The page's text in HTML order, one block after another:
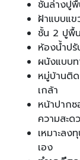
ชั้นล่างปูพื้
ฝ้าแบบแข
ชั้น 2 ปูพื้
ห้องน้ำปรั
ผนังแบบ
หมู่บ้านติ
เกล้า
หน้าปาก
ความสะด
เหมาะล
เ